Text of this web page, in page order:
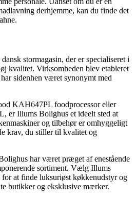
derhjemme, kan du finde det
stormagasin, der er specialiseret i
kvalitet. Virksomheden blev etableret
sidenhen været synonymt med
KAH647PL foodprocessor eller
er Illums Bolighus et ideelt sted at
og tilbehør er omhyggeligt
krav, du stiller til kvalitet og
har været præget af enestående
sortiment. Vælg Illums
at finde luksuriøst køkkenudstyr og
butikker og eksklusive mærker.